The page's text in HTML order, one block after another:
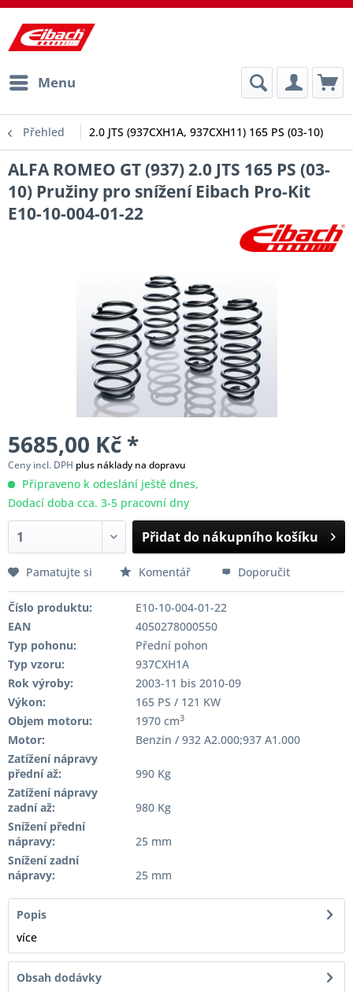
Menu
Přehled 2.0 JTS (937CXH1A, 937CXH11) 165 PS (03-10)
ALFA ROMEO GT (937) 2.0 JTS 165 PS (03-
10) Pružiny pro snížení Eibach Pro-Kit
E10-10-004-01-22
5685,00 Kč *
Ceny incl. DPH plus náklady na dopravu
Připraveno k odeslání ještě dnes,
Dodací doba cca. 3-5 pracovní dny
Přidat do nákupního košíku
Pamatujte si Komentář Doporučit
Číslo produktu:
E10-10-004-01-22
EAN
4050278000550
Typ pohonu:
Přední pohon
Typ vzoru:
937CXH1A
Rok výroby:
2003-11 bis 2010-09
Výkon:
165 PS / 121 KW
Objem motoru:
1970 cm3
Motor:
Benzin / 932 A2.000;937 A1.000
Zatížení nápravy
přední až:
990 Kg
Zatížení nápravy
zadní až:
980 Kg
Snížení přední
nápravy:
25 mm
Snížení zadní
nápravy:
25 mm
Popis
více
Obsah dodávky